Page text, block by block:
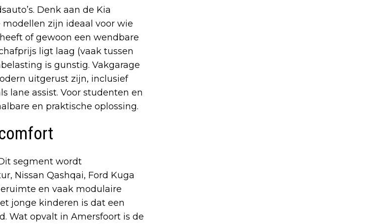
Denk aan de Kia
modellen zijn ideaal voor wie
of gewoon een wendbare
ligt laag (vaak tussen
is gunstig. Vakgarage
uitgerust zijn, inclusief
lane assist. Voor studenten en
en praktische oplossing.
segment wordt
Nissan Qashqai, Ford Kuga
en vaak modulaire
jonge kinderen is dat een
Wat opvalt in Amersfoort is de